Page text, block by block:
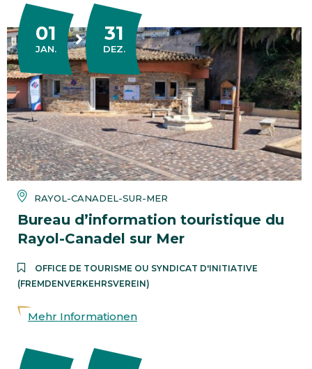
RAYOL-CANADEL-SUR-MER
Bureau d’information touristique du
Rayol-Canadel sur Mer
DU 01
JAN. JANUAR
AU 31
DEZ. DEZEMBER
OFFICE DE TOURISME OU SYNDICAT D'INITIATIVE
(FREMDENVERKEHRSVEREIN)
Mehr Informationen